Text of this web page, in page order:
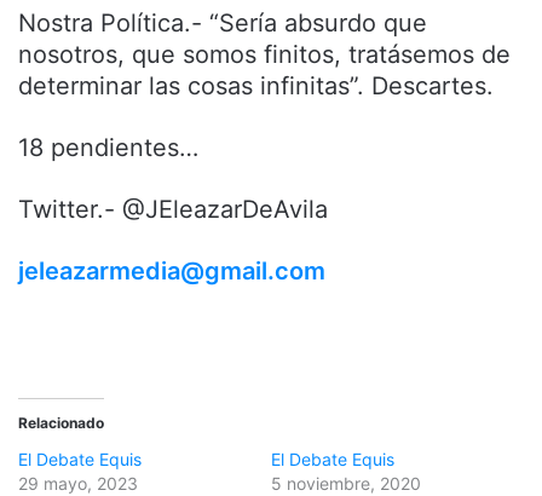
Nostra Política.- “Sería absurdo que
nosotros, que somos finitos, tratásemos de
determinar las cosas infinitas”. Descartes.
18 pendientes…
Twitter.- @JEleazarDeAvila
jeleazarmedia@gmail.com
Relacionado
El Debate Equis
29 mayo, 2023
El Debate Equis
5 noviembre, 2020